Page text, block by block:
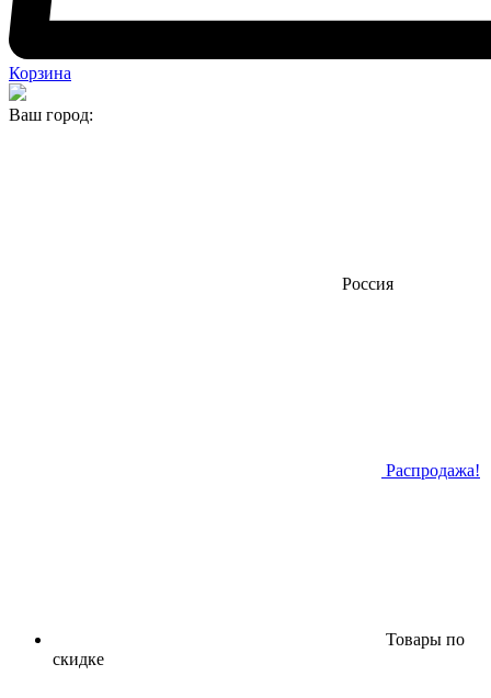
Корзина
Ваш город:
Россия
Распродажа!
Товары по
скидке